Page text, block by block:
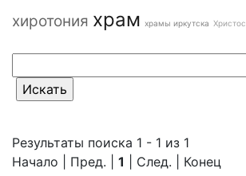
хиротония храм храмы иркутска Христос
Результаты поиска 1 - 1 из 1
Начало | Пред. | 1 | След. | Конец